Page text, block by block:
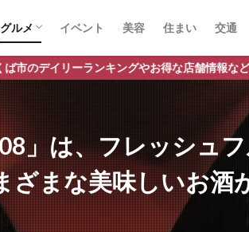
グルメ
ラーメン
ランチ
カフェ
パスタ
イベント 美容 住まい 交通
ングやお得な店舗情報など、公式Lineだけの限
」は、フレッシュ
ざまな美味しいお酒